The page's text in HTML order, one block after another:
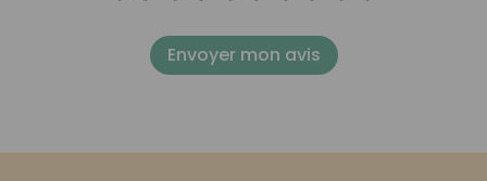
Envoyer mon avis